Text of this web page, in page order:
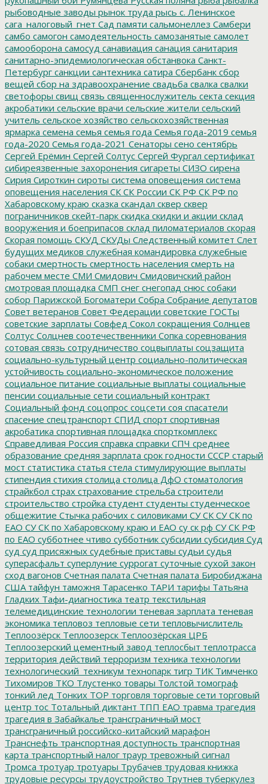
рыбоводные заводы рынок труда рысь с. Ленинское
сага_налоговый_гнет Сад памяти сальмонеллез Самбери
самбо самогон самодеятельность самозанятые самолет
самооборона самосуд санавиация санация санитария
санитарно-эпидемиологическая обстанвока Санкт-
Петербург санкции сантехника сатира Сбербанк сбор
вещей сбор на здравоохранение свадьба свалка свалки
светофоры свищ связь священнослужитель секта секция
акробатики сельские врачи сельские жители сельский
учитель сельское хозяйство сельскохозяйственная
ярмарка семена семья семья года Семья года-2019 семья
года-2020 Семья года-2021 Сенаторы сено сентябрь
Сергей Ерёмин Сергей Солтус Сергей Фургал сертификат
сибиреязвенные захоронения сигареты СИЗО сирена
Сирия Сироткин сироты система оповещения система
оповещения населения СК СК России СК РФ СК РФ по
Хабаровскому краю сказка скандал сквер сквер
пограничников скейт-парк скидка скидки и акции склад
вооружения и боеприпасов склад пиломатериалов скорая
Скорая помощь СКУД СКУДы Следственный комитет Слет
будущих медиков служебная командировка служебные
собаки смертность смертность населения смерть на
рабочем месте СМИ Смидович Смидовичский район
смотровая площадка СМП снег снегопад снюс собаки
собор Парижской Богоматери Собра Собрание депутатов
Совет ветеранов Совет Федерации советские ГОСТы
советские зарплаты Совфед Сокол сокращения Солнцев
Солтус Солцнев соотечественники Сопка соревнования
сотовая связь сотрудничество соцвыплаты соцзащита
социально-культурный центр социально-политическая
устойчивость социально-экономическое положение
социальное питание социальные выплаты социальные
пенсии социальные сети социальный контракт
Социальный фонд соцопрос соцсети соя спасатели
спасение спецтранспорт СПИД спорт спортивная
акробатика спортивная площадка спорткомплекс
Справедливая Россия справка справки СПЧ среднее
образование средняя зарплата срок годности СССР старый
мост статистика статья стела стимулирующие выплаты
стипендия стихия столица столица ДфО стоматология
страйкбол страх страхование стрельба строители
строительство стройка студент студенты студенческое
общежитие Стычка рабочих с силовиками СУ СК СУ СК по
ЕАО СУ СК по Хабаровскому краю и ЕАО су ск рф СУ СК РФ
по ЕАО субботнее чтиво субботник субсидии субсидия Суд
суд суд присяжных судебные приставы судьи судья
суперасфальт суперлуние суррогат суточные сухой закон
сход вагонов Счетная палата Счетная палата Биробиджана
США тайфун таможня Тарасенко ТАРИ тарифы Татьяна
Гладких Тафи-диагностика театр текстильная
телемедицинские технологии теневая зарплата теневая
экономика тепловоз тепловые сети тепловычислитель
Теплоозёрск Теплоозерск Теплоозёрская ЦРБ
Теплоозерский цементный завод теплосбыт теплотрасса
территория действий терроризм техника технологии
технологический_техникум технопарк тигр ТИК Тимченко
Тихомиров ТКО Тлустенко товары Толстой томограф
тонкий лед Тонких ТОР торговля торговые сети торговый
центр тос Тотальный диктант ТПП ЕАО травма трагедия
трагедия в Забайкалье трансграничный мост
трансграничный российско-китайский марафон
Транснефть транспортная доступность транспортная
карта транспортный налог траур тревожный сигнал
Тромса тротуар тротуары Трубачев трудовая книжка
трудовые ресурсы трудоустройство Трутнев туберкулез